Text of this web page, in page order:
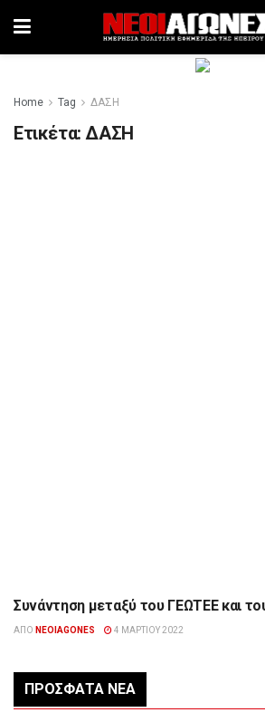
Home Tag ΔΑΣΗ
Ετικέτα:ΔΑΣΗ
ΕΠΙΚΑΙΡΌΤΗΤΑ
Συνάντηση μεταξύ του ΓΕΩΤΕΕ και
ΑΠΌ NEOIAGONES 4 ΜΑΡΤΊΟΥ 2022
ΠΡΌΣΦΑΤΑ ΝΈΑ